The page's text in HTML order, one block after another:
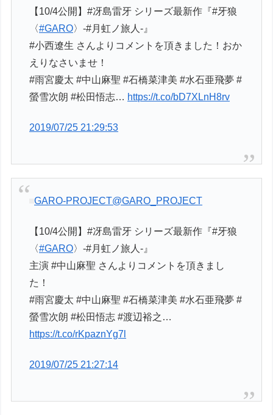
【10/4公開】#冴島雷牙 シリーズ最新作『#牙狼
〈#GARO〉-#月虹ノ旅人-』
#小西遼生 さんよりコメントを頂きました！おか
えりなさいませ！
#雨宮慶太 #中山麻聖 #石橋菜津美 #水石亜飛夢 #
螢雪次朗 #松田悟志… https://t.co/bD7XLnH8rv
2019/07/25 21:29:53
GARO-PROJECT@GARO_PROJECT
【10/4公開】#冴島雷牙 シリーズ最新作『#牙狼
〈#GARO〉-#月虹ノ旅人-』
主演 #中山麻聖 さんよりコメントを頂きまし
た！
#雨宮慶太 #中山麻聖 #石橋菜津美 #水石亜飛夢 #
螢雪次朗 #松田悟志 #渡辺裕之…
https://t.co/rKpaznYg7l
2019/07/25 21:27:14